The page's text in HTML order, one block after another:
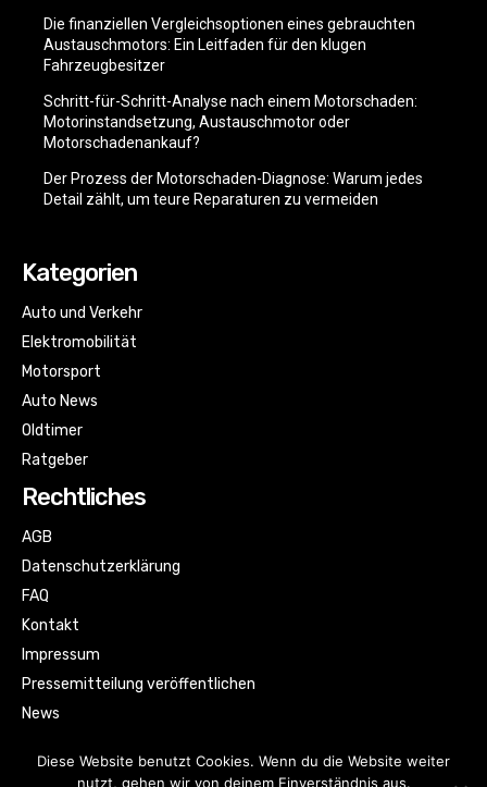
Die finanziellen Vergleichsoptionen eines gebrauchten
Austauschmotors: Ein Leitfaden für den klugen
Fahrzeugbesitzer
Schritt-für-Schritt-Analyse nach einem Motorschaden:
Motorinstandsetzung, Austauschmotor oder
Motorschadenankauf?
Der Prozess der Motorschaden-Diagnose: Warum jedes
Detail zählt, um teure Reparaturen zu vermeiden
Kategorien
Auto und Verkehr
Elektromobilität
Motorsport
Auto News
Oldtimer
Ratgeber
Rechtliches
AGB
Datenschutzerklärung
FAQ
Kontakt
Impressum
Pressemitteilung veröffentlichen
News
Diese Website benutzt Cookies. Wenn du die Website weiter
nutzt, gehen wir von deinem Einverständnis aus.